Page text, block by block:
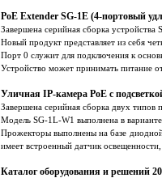
PoE Extender SG-1E (4-портовый
Завершена серийная сборка устройства
Новый продукт представляет из себя
Порт 0 служит для подключения к
Устройство может принимать питание
Уличная IP-камера PoE с
Завершена серийная сборка двух типов
Модель SG-1L-W1 выполнена в
Прожекторы выполнены на базе
имеет встроенный датчик освещенности,
Каталог оборудования и решений